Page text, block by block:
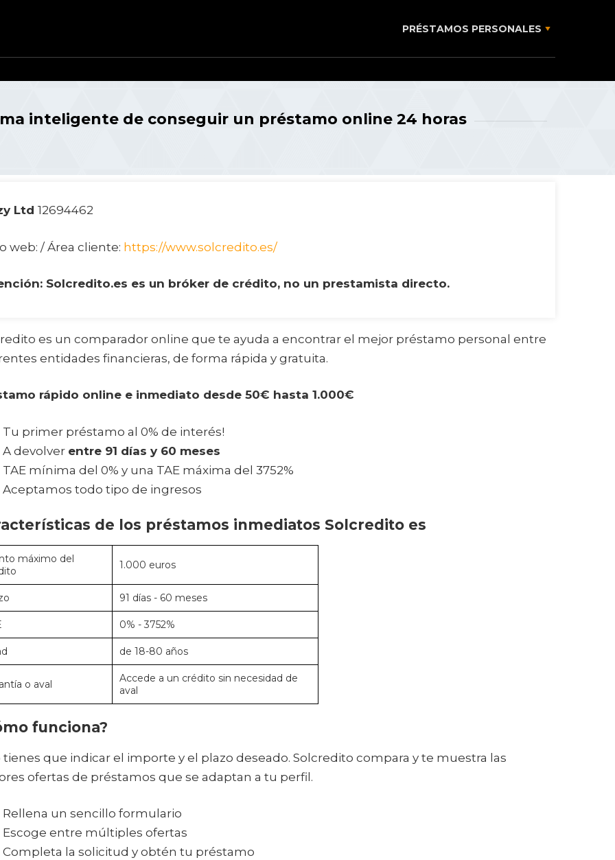
PRÉSTAMOS PERSONALES
inteligente de conseguir un préstamo online 24 horas
Ltd 12694462
web: / Área cliente: https://www.solcredito.es/
Solcredito.es es un bróker de crédito, no un prestamista directo.
es un comparador online que te ayuda a encontrar el mejor préstamo personal entre
entidades financieras, de forma rápida y gratuita.
rápido online e inmediato desde 50€ hasta 1.000€
Tu primer préstamo al 0% de interés!
A devolver entre 91 días y 60 meses
TAE mínima del 0% y una TAE máxima del 3752%
Aceptamos todo tipo de ingresos
de los préstamos inmediatos Solcredito es
máximo del
1.000 euros
91 días - 60 meses
0% - 3752%
de 18-80 años
o aval
Accede a un crédito sin necesidad de
aval
funciona?
tienes que indicar el importe y el plazo deseado. Solcredito compara y te muestra las
ofertas de préstamos que se adaptan a tu perfil.
Rellena un sencillo formulario
Escoge entre múltiples ofertas
Completa la solicitud y obtén tu préstamo